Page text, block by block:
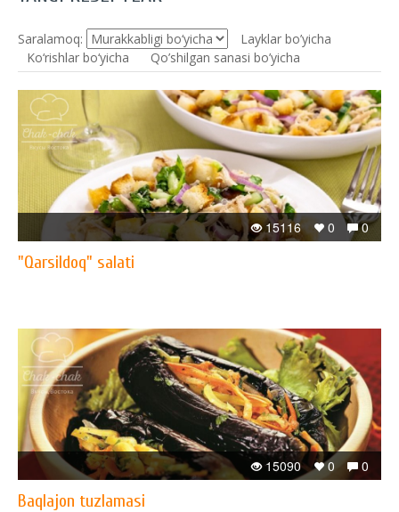
Saralamoq:
Layklar bo’yicha
Ko‘rishlar bo‘yicha
Qo’shilgan sanasi bo’yicha
0
0
15116
"Qarsildoq" salati
0
0
15090
Baqlajon tuzlamasi